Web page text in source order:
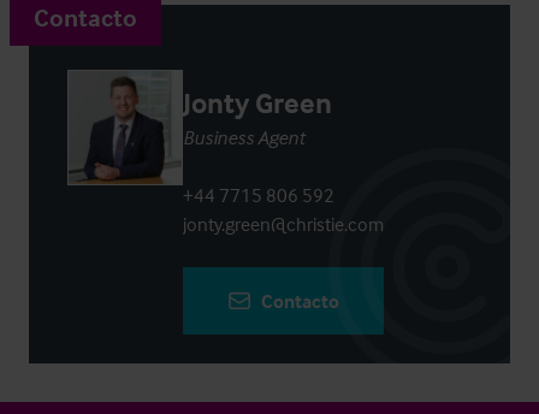
Contacto
Jonty Green
Business Agent
+44 7715 806 592
jonty.green@christie.com
Contacto